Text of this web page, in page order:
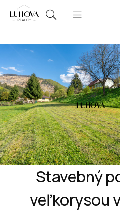
Stavebný
veľkorysou